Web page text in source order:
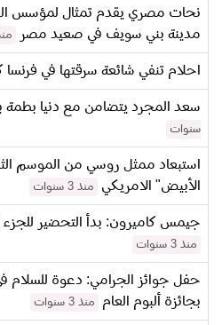
نحات مصري يقدم تمثال لمؤسس
مدينة بني سويف في صعيد مصر
منذ 3
احلام تنفي شائعة سرقتها في فرنسا
سعد المجرد يتضامن مع دنيا بطمة
سنوات
استبعاد ممثل روسي من الموسم
الأبيض" الامريكي
منذ 3 سنوات
جيمس كاميرون: بدأ التحضير للجزء
منذ 3 سنوات
حفل جوائز الجرامي: دعوة للسلام
بجائزة ألبوم العام
منذ 3 سنوات